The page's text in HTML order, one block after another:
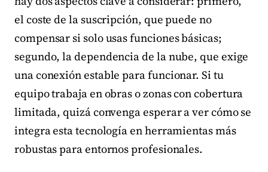
el coste de la suscripción, que puede no
compensar si solo usas funciones básicas;
segundo, la dependencia de la nube, que exige
una conexión estable para funcionar. Si tu
equipo trabaja en obras o zonas con cobertura
limitada, quizá convenga esperar a ver cómo se
integra esta tecnología en herramientas más
robustas para entornos profesionales.